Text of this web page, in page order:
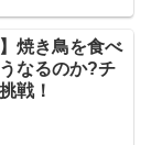
焼き鳥を食べ
なるのか?チ
戦！